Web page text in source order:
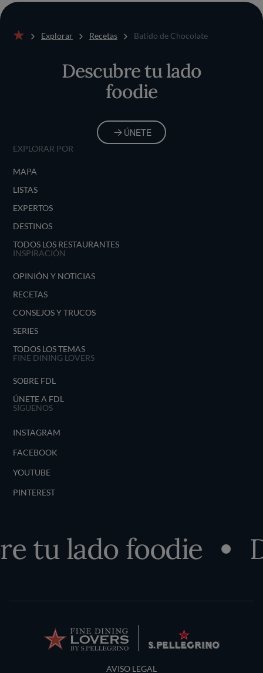
Explorar Recetas Batido de Chocolate
Descubre tu lado
foodie
ÚNETE
EXPLORAR POR
MAPA
LISTAS
EXPERTOS
DESTINOS
TODOS LOS RESTAURANTES
INSPIRACIÓN
OPINIÓN Y NOTICIAS
RECETAS
CONSEJOS Y TRUCOS
SERIES
TODOS LOS TEMAS
FINE DINING LOVERS
SOBRE FDL
ÚNETE A FDL
SÍGUENOS
INSTAGRAM
FACEBOOK
YOUTUBE
PINTEREST
tu lado foodie
Terms and Conditions
AVISO LEGAL